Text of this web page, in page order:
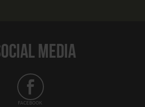
MEDIA
FACEBOOK